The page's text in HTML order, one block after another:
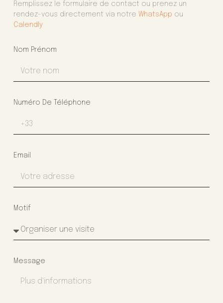
Remplissez le formulaire de contact ou prenez un
rendez-vous directement via notre WhatsApp ou
Calendly
Nom Prénom
Numéro De Téléphone
Email
Motif
Message